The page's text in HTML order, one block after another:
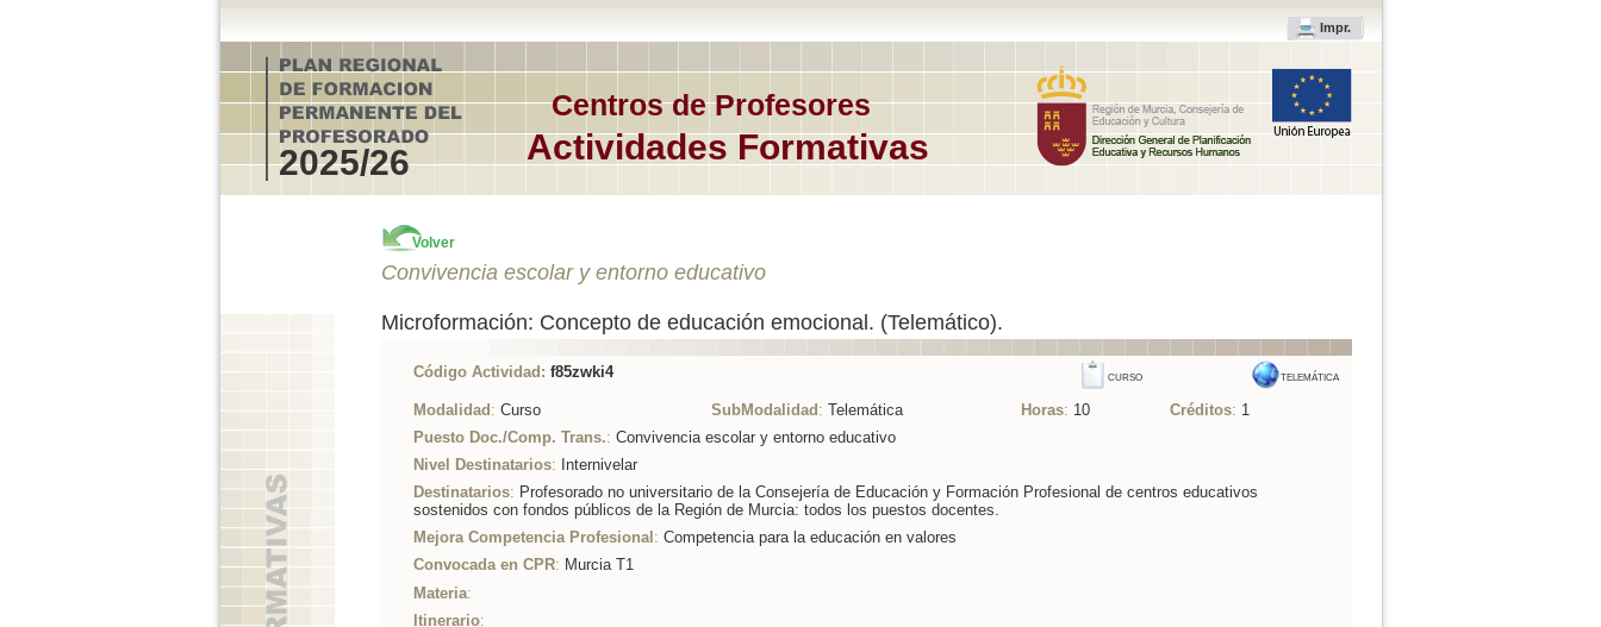
Impr.
Centros de Profesores
Actividades Formativas
2025/26
Volver
Convivencia escolar y entorno educativo
Microformación: Concepto de educación emocional. (Telemático).
Código Actividad: f85zwki4 TELEMÁTICA
CURSO
Modalidad : Curso SubModalidad : Telemática Horas: 10 Créditos: 1
Puesto Doc./Comp. Trans.: Convivencia escolar y entorno educativo
Nivel Destinatarios: Internivelar
Destinatarios: Profesorado no universitario de la Consejería de Educación y Formación Profesional de centros educativos
sostenidos con fondos públicos de la Región de Murcia: todos los puestos docentes.
Mejora Competencia Profesional : Competencia para la educación en valores
Convocada en CPR: Murcia T1
Materia:
Itinerario: